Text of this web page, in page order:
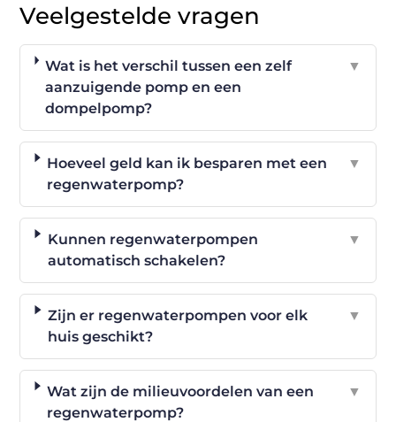
Veelgestelde vragen
Wat is het verschil tussen een zelf
aanzuigende pomp en een
dompelpomp?
▼
Hoeveel geld kan ik besparen met een
regenwaterpomp?
▼
Kunnen regenwaterpompen
automatisch schakelen?
▼
Zijn er regenwaterpompen voor elk
huis geschikt?
▼
Wat zijn de milieuvoordelen van een
regenwaterpomp?
▼